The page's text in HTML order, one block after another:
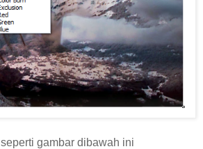
seperti gambar dibawah ini